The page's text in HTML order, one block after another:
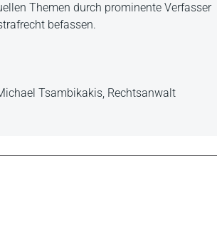
Themen durch prominente Verfasser
befassen.
Tsambikakis, Rechtsanwalt